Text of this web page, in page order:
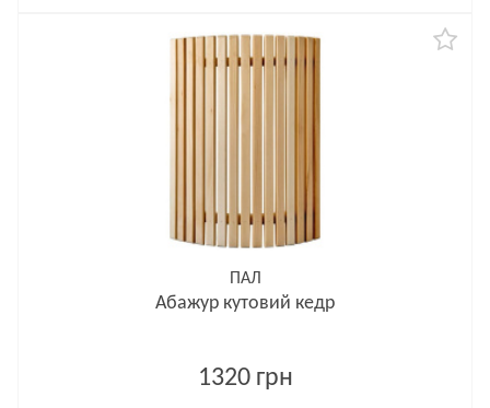
ПАЛ
Абажур кутовий кедр
1320 грн